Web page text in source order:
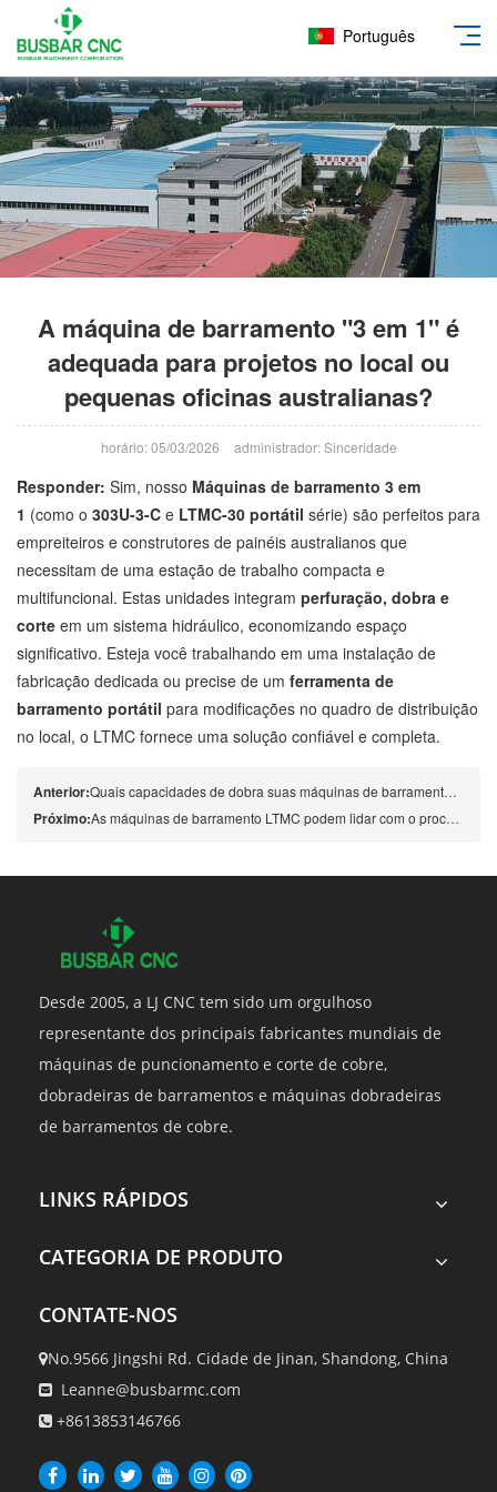
Português
A máquina de barramento "3 em 1" é
adequada para projetos no local ou
pequenas oficinas australianas?
horário: 05/03/2026 administrador: Sinceridade
Responder: Sim, nosso Máquinas de barramento 3 em
1 (como o 303U-3-C e LTMC-30 portátil série) são perfeitos para
empreiteiros e construtores de painéis australianos que
necessitam de uma estação de trabalho compacta e
multifuncional. Estas unidades integram perfuração, dobra e
corte em um sistema hidráulico, economizando espaço
significativo. Esteja você trabalhando em uma instalação de
fabricação dedicada ou precise de um ferramenta de
barramento portátil para modificações no quadro de distribuição
no local, o LTMC fornece uma solução confiável e completa.
Anterior:Quais capacidades de dobra suas máquinas de barramento CNC oferecem para projetos complexos de painéis de distribuição?
Próximo:As máquinas de barramento LTMC podem lidar com o processamento de cobre e alumínio de acordo com os padrões australianos? horário: 06/02/2026 administrador: Sinceridade Resposta: Com certeza. Nossas máquinas, incluindo a HQ600-SP e a HQ400-1200B, são projetadas especificamente para processar materiais de alta condutividade
Desde 2005, a LJ CNC tem sido um orgulhoso
representante dos principais fabricantes mundiais de
máquinas de puncionamento e corte de cobre,
dobradeiras de barramentos e máquinas dobradeiras
de barramentos de cobre.
LINKS RÁPIDOS
CATEGORIA DE PRODUTO
CONTATE-NOS
No.9566 Jingshi Rd. Cidade de Jinan, Shandong, China
 Leanne@busbarmc.com
 +8613853146766